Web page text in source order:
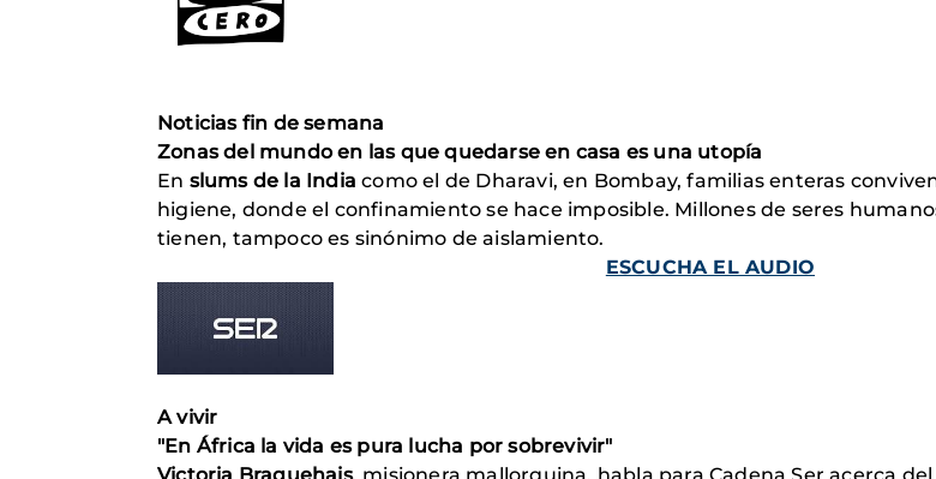
Noticias fin de semana
Zonas del mundo en las que quedarse en casa es una utopía
En slums de la India como el de Dharavi, en Bombay, familias enteras
higiene, donde el confinamiento se hace imposible. Millones de seres
tienen, tampoco es sinónimo de aislamiento.
ESCUCHA EL AUDIO
A vivir
"En África la vida es pura lucha por sobrevivir"
Victoria Braquehais, misionera mallorquina, habla para Cadena Ser acerca